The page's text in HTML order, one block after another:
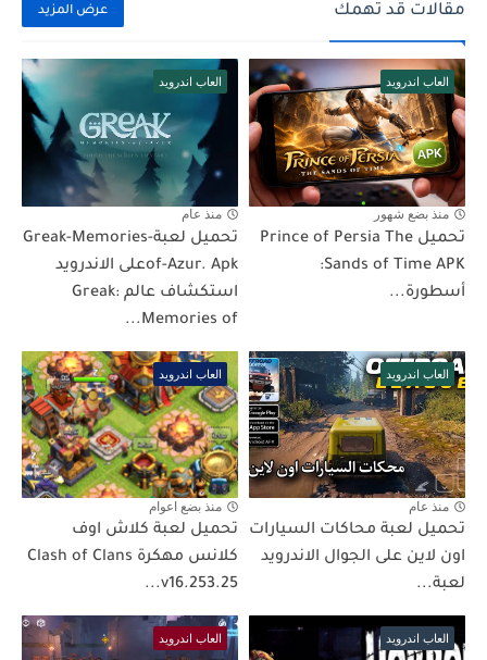
مقالات قد تهمك عرض المزيد
العاب اندرويد
منذ بضع شهور
تحميل Prince of Persia The
Sands of Time APK:
أسطورة...
العاب اندرويد
منذ عام
تحميل لعبةGreak-Memories-
of-Azur. Apkعلى الاندرويد
استكشاف عالم Greak:
Memories of...
العاب اندرويد
منذ عام
تحميل لعبة محاكات السيارات
اون لاين على الجوال الاندرويد
لعبة...
العاب اندرويد
منذ بضع اعوام
تحميل لعبة كلاش اوف
كلانس مهكرة Clash of Clans
v16.253.25...
العاب اندرويد العاب اندرويد